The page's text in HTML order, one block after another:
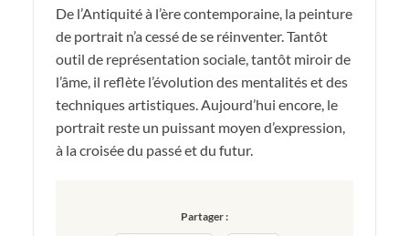
De l’Antiquité à l’ère contemporaine, la peinture
de portrait n’a cessé de se réinventer. Tantôt
outil de représentation sociale, tantôt miroir de
l’âme, il reflète l’évolution des mentalités et des
techniques artistiques. Aujourd’hui encore, le
portrait reste un puissant moyen d’expression,
à la croisée du passé et du futur.
Partager :